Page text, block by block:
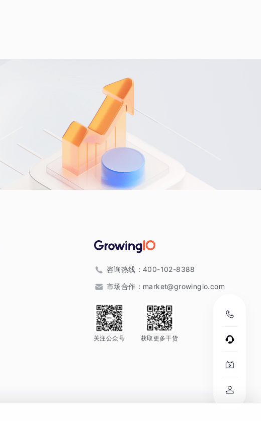
咨询热线： 400-102-8388
市场合作： market@growingio.com
关注公众号 获取更多干货